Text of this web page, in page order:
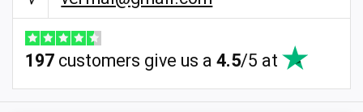
197customers give us a4.5/5 at